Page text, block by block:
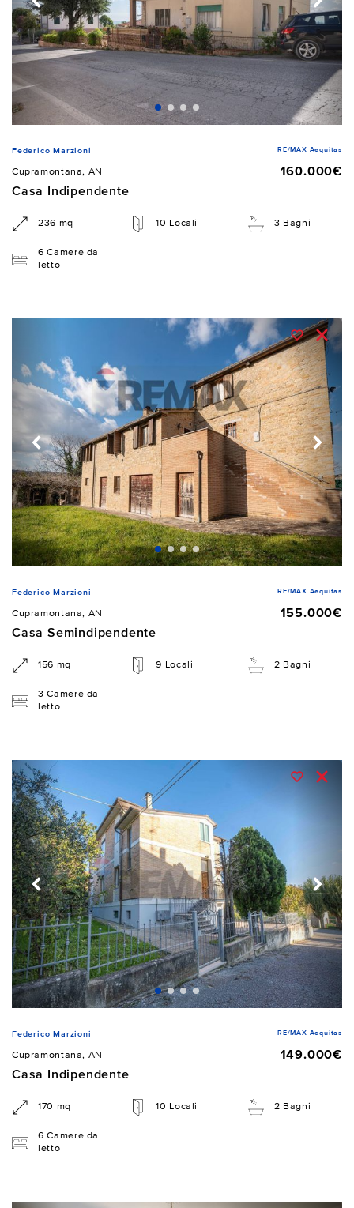
Federico Marzioni RE/MAX Aequitas
Cupramontana, AN
160.000€
Casa Indipendente
236 mq 10 Locali 3 Bagni
6 Camere da
letto
Federico Marzioni RE/MAX Aequitas
Cupramontana, AN
155.000€
Casa Semindipendente
156 mq 9 Locali 2 Bagni
3 Camere da
letto
Federico Marzioni RE/MAX Aequitas
Cupramontana, AN
149.000€
Casa Indipendente
170 mq 10 Locali 2 Bagni
6 Camere da
letto